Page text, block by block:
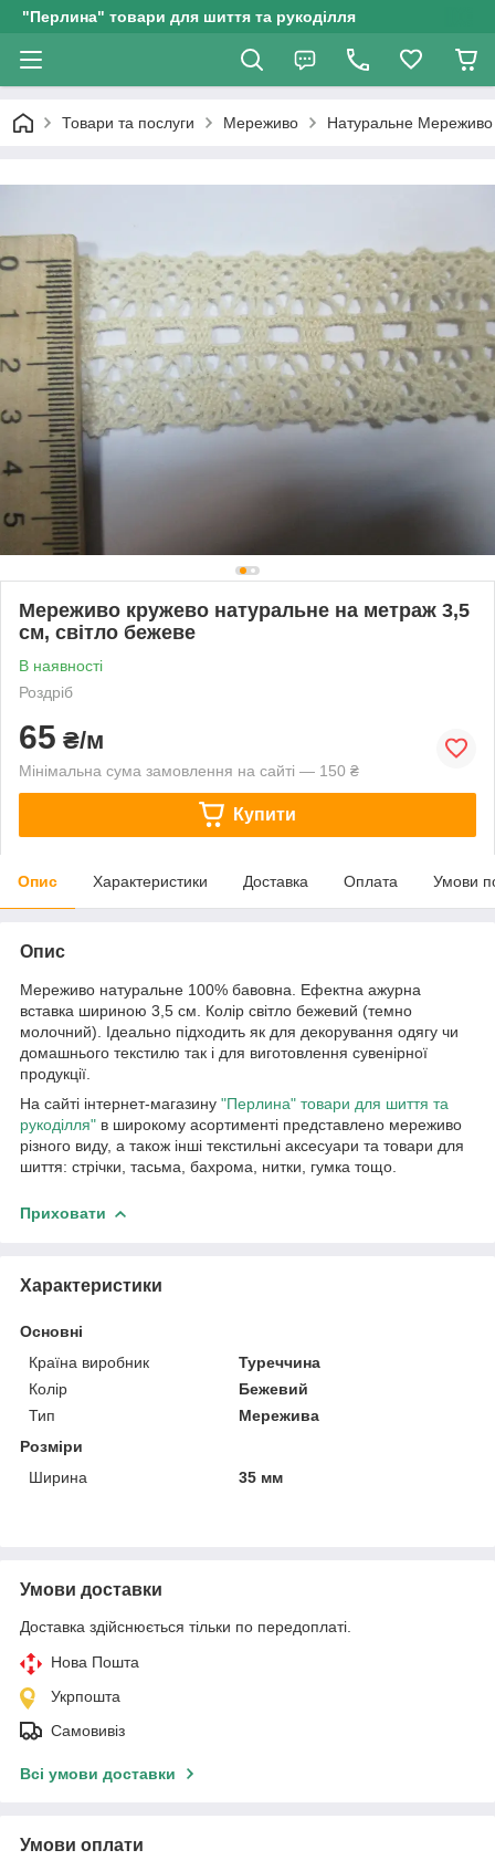
"Перлина" товари для шиття та рукоділля
Товари та послуги Мереживо Натуральне Мереживо
Мереживо кружево натуральне на метраж 3,5
см, світло бежеве
В наявності
Роздріб
65 ₴/м
Мінімальна сума замовлення на сайті — 150 ₴
Купити
Опис Характеристики Доставка Оплата Умови
Опис
Мереживо натуральне 100% бавовна. Ефектна ажурна
вставка шириною 3,5 см. Колір світло бежевий (темно
молочний). Ідеально підходить як для декорування одягу чи
домашнього текстилю так і для виготовлення сувенірної
продукції.
На сайті інтернет-магазину "Перлина" товари для шиття та
рукоділля" в широкому асортименті представлено мереживо
різного виду, а також інші текстильні аксесуари та товари для
шиття: стрічки, тасьма, бахрома, нитки, гумка тощо.
Приховати
Характеристики
Основні
Країна виробник
Туреччина
Колір
Бежевий
Тип
Мережива
Розміри
Ширина
35 мм
Умови доставки
Доставка здійснюється тільки по передоплаті.
Нова Пошта
Укрпошта
Самовивіз
Всі умови доставки
Умови оплати